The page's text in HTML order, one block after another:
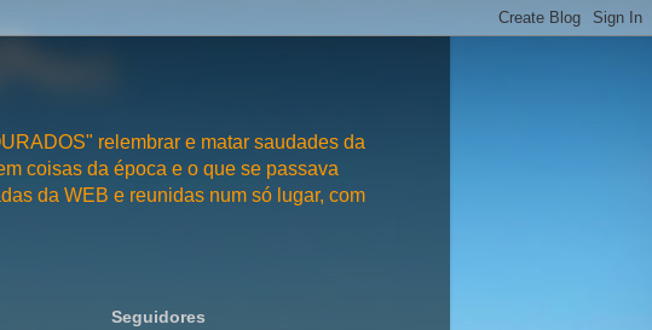
relembrar e matar saudades da
coisas da época e o que se passava
da WEB e reunidas num só lugar, com
Seguidores